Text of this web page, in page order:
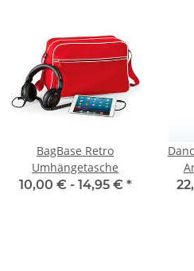
BagBase Retro
Umhängetasche
10,00 € - 14,95 € *